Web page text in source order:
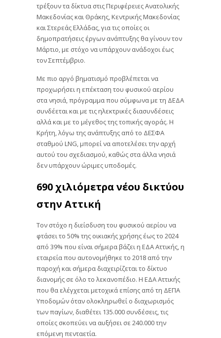
τρέξουν τα δίκτυα στις Περιφέρειες Ανατολικής
Μακεδονίας και Θράκης, Κεντρικής Μακεδονίας
και Στερεάς Ελλάδας, για τις οποίες οι
δημοπρατήσεις έργων ανάπτυξης θα γίνουν τον
Μάρτιο, με στόχο να υπάρχουν ανάδοχοι έως
τον Σεπτέμβριο.
Με πιο αργό βηματισμό προβλέπεται να
προχωρήσει η επέκταση του φυσικού αερίου
στα νησιά, πρόγραμμα που σύμφωνα με τη ΔΕΔΑ
συνδέεται και με τις ηλεκτρικές διασυνδέσεις
αλλά και με το μέγεθος της τοπικής αγοράς. Η
Κρήτη, λόγω της ανάπτυξης από το ΔΕΣΦΑ
σταθμού LNG, μπορεί να αποτελέσει την αρχή
αυτού του σχεδιασμού, καθώς στα άλλα νησιά
δεν υπάρχουν ώριμες υποδομές.
690 χιλιόμετρα νέου δικτύου
στην Αττική
Τον στόχο η διείσδυση του φυσικού αερίου να
φτάσει το 50% της οικιακής χρήσης έως το 2024
από 39% που είναι σήμερα βάζει η ΕΔΑ Αττικής, η
εταιρεία που αυτονομήθηκε το 2018 από την
παροχή και σήμερα διαχειρίζεται το δίκτυο
διανομής σε όλο το λεκανοπέδιο. Η ΕΔΑ Αττικής
που θα ελέγχεται μετοχικά επίσης από τη ΔΕΠΑ
Υποδομών όταν ολοκληρωθεί ο διαχωρισμός
των παγίων, διαθέτει 135.000 συνδέσεις, τις
οποίες σκοπεύει να αυξήσει σε 240.000 την
επόμενη πενταετία.